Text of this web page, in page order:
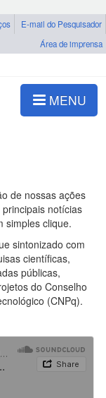
E-mail do Pesquisador
Área de imprensa
MENU
de nossas ações
notícias
simples clique.
sintonizado com
científicas,
públicas,
do Conselho
(CNPq).